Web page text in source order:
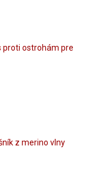
proti ostrohám pre
z merino vlny